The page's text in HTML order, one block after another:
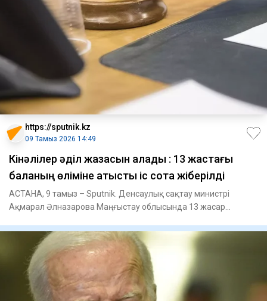
https://sputnik.kz
09 Тамыз 2026 14:49
Кінәлілер әділ жазасын алады : 13 жастағы
баланың өліміне қатысты іс сотқа жіберілді
АСТАНА, 9 тамыз – Sputnik. Денсаулық сақтау министрі
Ақмарал Әлназарова Маңғыстау облысында 13 жасар